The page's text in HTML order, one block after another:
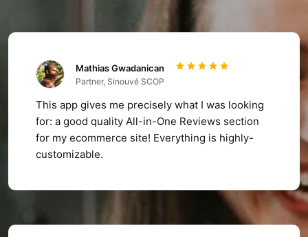
Mathias Gwadanican
Partner, Sinouvé SCOP
This app gives me precisely what I was looking
for: a good quality All-in-One Reviews section
for my ecommerce site! Everything is highly-
customizable.